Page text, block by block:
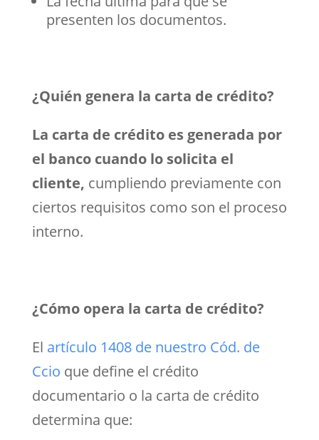
presenten los documentos.
¿Quién genera la carta de crédito?
La carta de crédito es generada por
el banco cuando lo solicita el
cliente, cumpliendo previamente con
ciertos requisitos como son el proceso
interno.
¿Cómo opera la carta de crédito?
El artículo 1408 de nuestro Cód. de
Ccio que define el crédito
documentario o la carta de crédito
determina que: